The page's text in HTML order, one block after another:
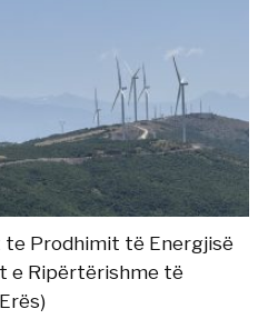
Prodhimit të Energjisë
e Ripërtërishme të